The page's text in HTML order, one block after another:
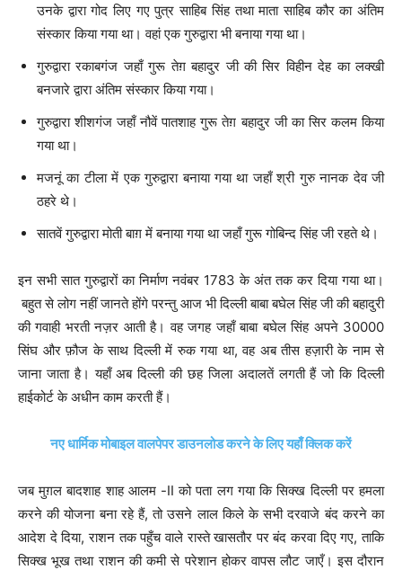
उनके द्वारा गोद लिए गए पुत्र साहिब सिंह तथा माता साहिब कौर का अंतिम
संस्कार किया गया था। वहां एक गुरुद्वारा भी बनाया गया था।
गुरुद्वारा रकाबगंज जहाँ गुरू तेग़ बहादुर जी की सिर विहीन देह का लक्‍खी
बनजारे द्वारा अंतिम संस्कार किया गया।
गुरुद्वारा शीशगंज जहाँ नौवें पातशाह गुरू तेग़ बहादुर जी का सिर कलम किया
गया था।
मजनूं का टीला में एक गुरुद्वारा बनाया गया था जहाँ श्री गुरु नानक देव जी
ठहरे थे।
सातवें गुरुद्वारा मोती बाग़ में बनाया गया था जहाँ गुरू गोबिन्द सिंह जी रहते थे।
इन सभी सात गुरुद्वारों का निर्माण नवंबर 1783 के अंत तक कर दिया गया था।
बहुत से लोग नहीं जानते होंगे परन्तु आज भी दिल्ली बाबा बघेल सिंह जी की बहादुरी
की गवाही भरती नज़र आती है। वह जगह जहाँ बाबा बघेल सिंह अपने 30000
सिंघ और फ़ौज के साथ दिल्ली में रुक गया था, वह अब तीस हज़ारी के नाम से
जाना जाता है। यहाँ अब दिल्ली की छह जिला अदालतें लगती हैं जो कि दिल्ली
हाईकोर्ट के अधीन काम करती हैं।
नए धार्मिक मोबाइल वालपेपर डाउनलोड करने के लिए यहाँ क्लिक करें
जब मुग़ल बादशाह शाह आलम -II को पता लग गया कि सिक्ख दिल्ली पर हमला
करने की योजना बना रहे हैं, तो उसने लाल किले के सभी दरवाजे बंद करने का
आदेश दे दिया, राशन तक पहुँच वाले रास्ते खासतौर पर बंद करवा दिए गए, ताकि
सिक्ख भूख तथा राशन की कमी से परेशान होकर वापस लौट जाएँ। इस दौरान